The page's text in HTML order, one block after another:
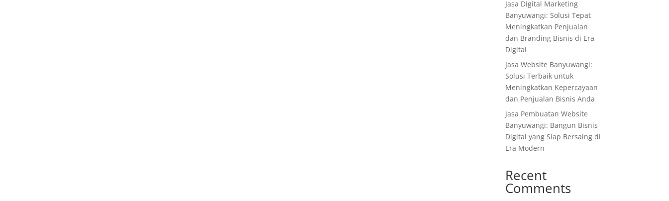
Jasa Digital Marketing
Banyuwangi: Solusi Tepat
Meningkatkan Penjualan
dan Branding Bisnis di Era
Digital
Jasa Website Banyuwangi:
Solusi Terbaik untuk
Meningkatkan Kepercayaan
dan Penjualan Bisnis Anda
Jasa Pembuatan Website
Banyuwangi: Bangun Bisnis
Digital yang Siap Bersaing di
Era Modern
Recent
Comments